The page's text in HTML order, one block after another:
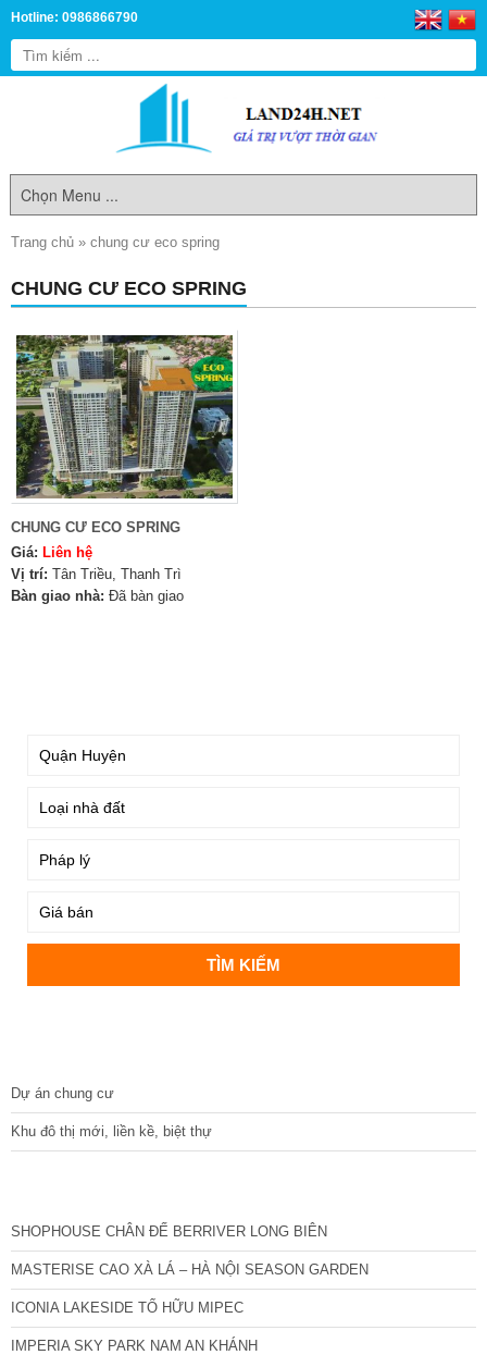
Hotline: 0986866790
Trang chủ » chung cư eco spring
CHUNG CƯ ECO SPRING
CHUNG CƯ ECO SPRING
Giá: Liên hệ
Vị trí: Tân Triều, Thanh Trì
Bàn giao nhà: Đã bàn giao
Dự án chung cư
Khu đô thị mới, liền kề, biệt thự
SHOPHOUSE CHÂN ĐẾ BERRIVER LONG BIÊN
MASTERISE CAO XÀ LÁ – HÀ NỘI SEASON GARDEN
ICONIA LAKESIDE TỐ HỮU MIPEC
IMPERIA SKY PARK NAM AN KHÁNH